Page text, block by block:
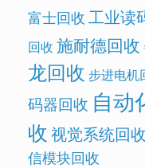
富士回收工业读
回收 施耐德回收
龙回收 步进电机
码器回收 自动
收视觉系统回收
信模块回收